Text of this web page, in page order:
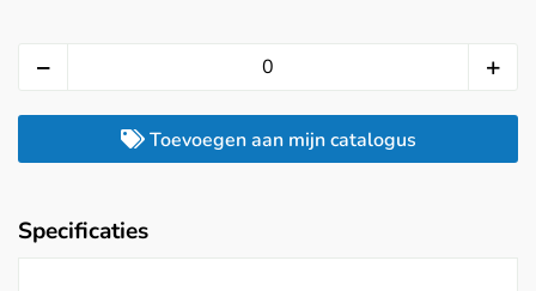
Toevoegen aan mijn catalogus
Specificaties